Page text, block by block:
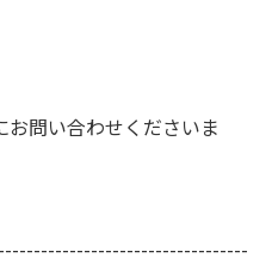
問い合わせくださいま